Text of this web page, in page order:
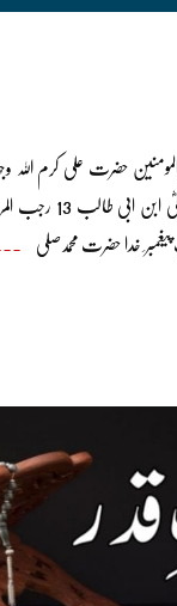
المومنین حضرت علی کرم اللہ
قادری ابو الحسن
خدا حضرت محمدصلی